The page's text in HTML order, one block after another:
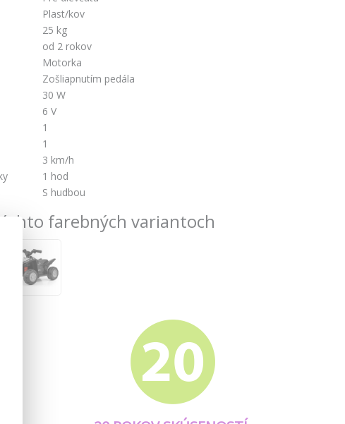
Plast/kov
25 kg
od 2 rokov
Motorka
Zošliapnutím pedála
30 W
6 V
1
1
3 km/h
1 hod
S hudbou
farebných variantoch